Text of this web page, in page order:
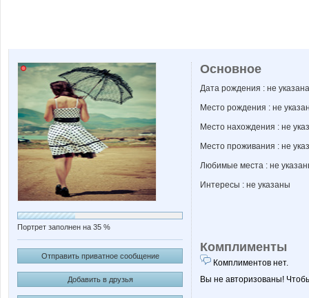
Портрет заполнен на 35 %
Отправить приватное сообщение
Добавить в друзья
Основное
Дата рождения : не указана
Место рождения : не
Место нахождения : не
Место проживания : не
Любимые места : не
Интересы : не указаны
Комплименты
Комплиментов нет.
Вы не авторизованы!